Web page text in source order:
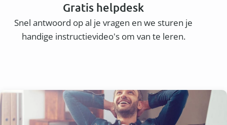
Gratis helpdesk
Snel antwoord op al je vragen en we sturen je
handige instructievideo's om van te leren.